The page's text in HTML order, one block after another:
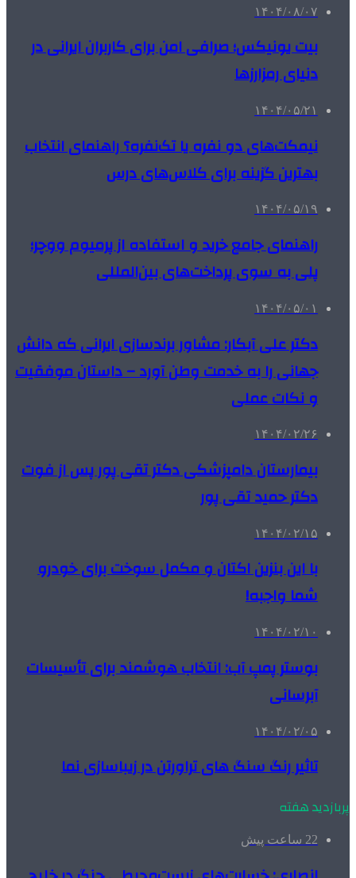
۱۴۰۴/۰۸/۰۷
بیت یونیکس؛ صرافی امن برای کاربران ایرانی در
دنیای رمزارزها
۱۴۰۴/۰۵/۲۱
نیمکت‌های دو نفره یا تک‌نفره؟ راهنمای انتخاب
بهترین گزینه برای کلاس‌های درس
۱۴۰۴/۰۵/۱۹
راهنمای جامع خرید و استفاده از پرمیوم ووچر؛
پلی به سوی پرداخت‌های بین‌المللی
۱۴۰۴/۰۵/۰۱
دکتر علی آبکار: مشاور برندسازی ایرانی که دانش
جهانی را به خدمت وطن آورد – داستان موفقیت
و نکات عملی
۱۴۰۴/۰۲/۲۶
بیمارستان دامپزشکی دکتر تقی پور پس از فوت
دکتر حمید تقی پور
۱۴۰۴/۰۲/۱۵
با این بنزین اکتان و مکمل سوخت برای خودرو
شما واجبه!
۱۴۰۴/۰۲/۱۰
بوستر پمپ آب: انتخاب هوشمند برای تأسیسات
آبرسانی
۱۴۰۴/۰۲/۰۵
تاثیر رنگ سنگ های تراورتن در زیباسازی نما
پربازدید هفته
22 ساعت پیش